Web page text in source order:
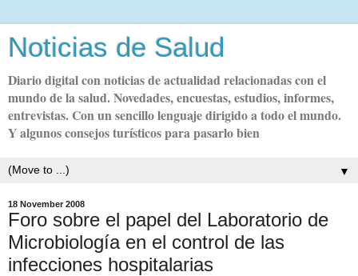
Noticias de Salud
Diario digital con noticias de actualidad relacionadas con el
mundo de la salud. Novedades, encuestas, estudios, informes,
entrevistas. Con un sencillo lenguaje dirigido a todo el mundo.
Y algunos consejos turísticos para pasarlo bien
▼
18 November 2008
Foro sobre el papel del Laboratorio de
Microbiología en el control de las
infecciones hospitalarias